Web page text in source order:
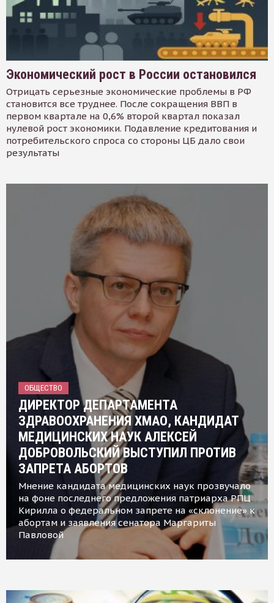
Экономический рост в России остановился
Отрицать серьезные экономические проблемы в РФ
становится все труднее. После сокращения ВВП в
первом квартале на 0,6% второй квартал показал
нулевой рост экономики. Подавление кредитования и
потребительского спроса со стороны ЦБ дало свои
результаты
ОБЩЕСТВО
ДИРЕКТОР ДЕПАРТАМЕНТА
ЗДРАВООХРАНЕНИЯ ХМАО, КАНДИДАТ
МЕДИЦИНСКИХ НАУК АЛЕКСЕЙ
ДОБРОВОЛЬСКИЙ ВЫСТУПИЛ ПРОТИВ
ЗАПРЕТА АБОРТОВ
Мнение кандидата медицинских наук прозвучало
на фоне последнего предложения патриарха РПЦ
Кирилла о федеральном запрете на «склонение» к
абортам и заявления сенатора Маргариты
Павловой